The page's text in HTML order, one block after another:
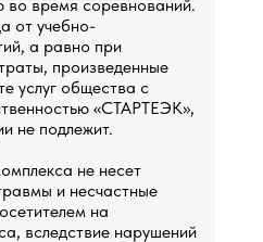
во время соревнований.
от учебно-
а равно при
произведенные
услуг общества с
«СТАРТЕЭК»,
не подлежит.
не несет
и несчастные
на
вследствие нарушений